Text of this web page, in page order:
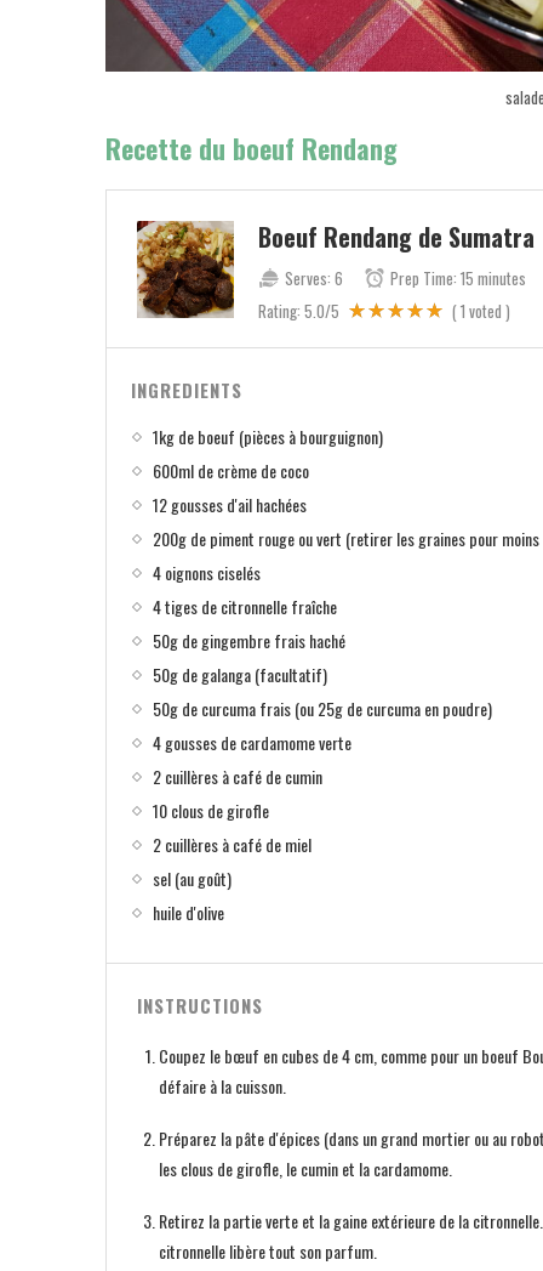
Recette du boeuf Rendang
Boeuf Rendang de Sumatra
Serves: 6 Prep Time: 15 minutes
Rating: 5.0/5 (1 voted )
INGREDIENTS
1kg de boeuf (pièces à bourguignon)
600ml de crème de coco
12 gousses d'ail hachées
200g de piment rouge ou vert (retirer les graines pour
4 oignons ciselés
4 tiges de citronnelle fraîche
50g de gingembre frais haché
50g de galanga (facultatif)
50g de curcuma frais (ou 25g de curcuma en poudre)
4 gousses de cardamome verte
2 cuillères à café de cumin
10 clous de girofle
2 cuillères à café de miel
sel (au goût)
huile d'olive
INSTRUCTIONS
Coupez le bœuf en cubes de 4 cm, comme pour un boeuf
défaire à la cuisson.
Préparez la pâte d'épices (dans un grand mortier ou au
les clous de girofle, le cumin et la cardamome.
Retirez la partie verte et la gaine extérieure de la
citronnelle libère tout son parfum.